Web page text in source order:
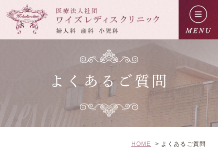
よくあるご質問
HOME よくあるご質問